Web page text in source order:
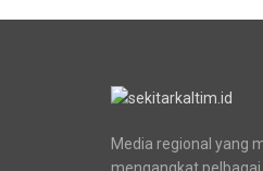
Media regional yang